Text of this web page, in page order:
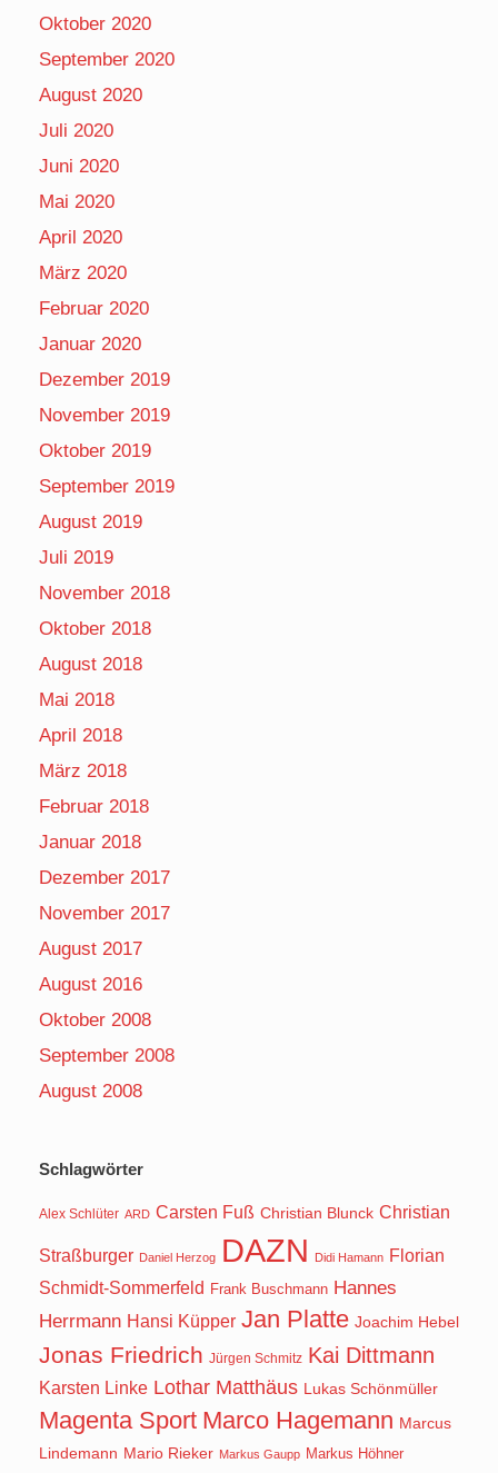
Oktober 2020
September 2020
August 2020
Juli 2020
Juni 2020
Mai 2020
April 2020
März 2020
Februar 2020
Januar 2020
Dezember 2019
November 2019
Oktober 2019
September 2019
August 2019
Juli 2019
November 2018
Oktober 2018
August 2018
Mai 2018
April 2018
März 2018
Februar 2018
Januar 2018
Dezember 2017
November 2017
August 2017
August 2016
Oktober 2008
September 2008
August 2008
Schlagwörter
Alex Schlüter ARD Carsten Fuß Christian Blunck Christian
Straßburger Daniel Herzog DAZN Didi Hamann Florian
Schmidt-Sommerfeld Frank Buschmann Hannes
Herrmann Hansi Küpper Jan Platte Joachim Hebel
Jonas Friedrich Jürgen Schmitz Kai Dittmann
Karsten Linke Lothar Matthäus Lukas Schönmüller
Magenta Sport Marco Hagemann Marcus
Lindemann Mario Rieker Markus Gaupp Markus Höhner